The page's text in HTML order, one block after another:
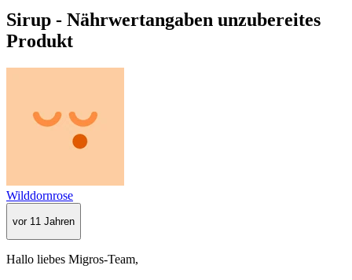
Sirup - Nährwertangaben unzubereites
Produkt
Wilddornrose
vor 11 Jahren
Hallo liebes Migros-Team,